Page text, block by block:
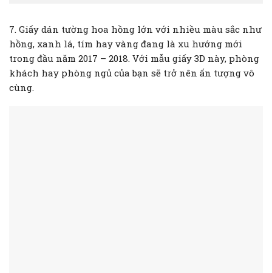
7. Giấy dán tường hoa hồng lớn với nhiều màu sắc như
hồng, xanh lá, tím hay vàng đang là xu hướng mới
trong đầu năm 2017 – 2018. Với mẫu giấy 3D này, phòng
khách hay phòng ngủ của bạn sẽ trở nên ấn tượng vô
cùng.